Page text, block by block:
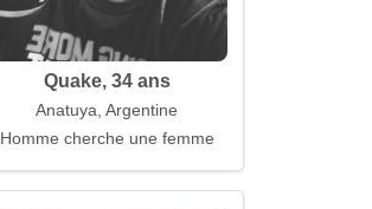
Quake, 34 ans
Anatuya, Argentine
Homme cherche une femme